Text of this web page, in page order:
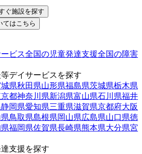
ぐ施設を探す
てはこちら
ビス全国の児童発達支援全国の障害
デイサービスを探す
県秋田県山形県福島県茨城県栃木県
都神奈川県新潟県富山県石川県福井
静岡県愛知県三重県滋賀県京都府大阪
鳥取県島根県岡山県広島県山口県徳
福岡県佐賀県長崎県熊本県大分県宮
支援を探す